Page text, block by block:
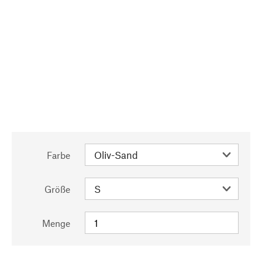
Farbe
Größe
Menge